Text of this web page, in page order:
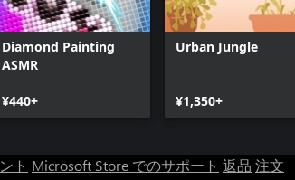
Diamond Painting
ASMR
¥440+
Urban Jungle
¥1,350+
ト Microsoft Store でのサポート 返品 注文